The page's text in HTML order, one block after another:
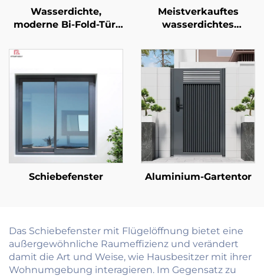
Wasserdichte,
moderne Bi-Fold-Tür,
Türsystem für Villen,
Terrasse, mit Faltglas-
System
Meistverkauftes
wasserdichtes
Aluminiumlegierung
mit Belüftung,
Tageslichteinfall, für
Villa und Hotel
Dachfenster
Schiebefenster Aluminium-Gartentor
Das Schiebefenster mit Flügelöffnung bietet eine
außergewöhnliche Raumeffizienz und verändert
damit die Art und Weise, wie Hausbesitzer mit ihrer
Wohnumgebung interagieren. Im Gegensatz zu